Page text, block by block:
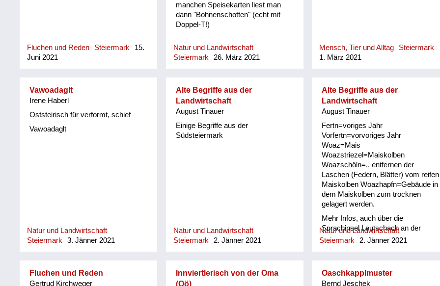
Fluchen und Reden Steiermark
15.
Juni 2021
manchen Speisekarten liest man
dann "Bohnenschotten" (echt mit
Doppel-T!)
Natur und Landwirtschaft
Steiermark
26. März 2021
Mensch, Tier und Alltag
Steiermark
1. März 2021
Vawoadaglt
Irene Haberl
Oststeirisch für verformt, schief
Vawoadaglt
Natur und Landwirtschaft
Steiermark
3. Jänner 2021
Alte Begriffe aus der
Landwirtschaft
August Tinauer
Einige Begriffe aus der
Südsteiermark
Natur und Landwirtschaft
Steiermark
2. Jänner 2021
Alte Begriffe aus der
Landwirtschaft
August Tinauer
Fertn=voriges Jahr
Vorfertn=vorvoriges Jahr
Woaz=Mais
Woazstriezel=Maiskolben
Woazschöln=.. entfernen der
Laschen (Federn, Blätter) vom reifen
Maiskolben Woazhapfn=Gebäude in
dem Maiskolben zum trocknen
gelagert werden.
Mehr Infos, auch über die
Sprachinsel Leutschach an der
Weinstraße bei Karl Oswald
Natur und Landwirtschaft
Steiermark
2. Jänner 2021
Fluchen und Reden
Gertrud Kirchweger
Innviertlerisch von der Oma
(Oö)
Oaschkapplmuster
Bernd Jeschek